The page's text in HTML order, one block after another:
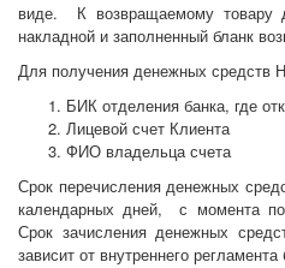
виде. К возвращаемому товару
накладной и заполненный бланк
Для получения денежных средств
БИК отделения банка, где
Лицевой счет Клиента
ФИО владельца счета
Срок перечисления денежных
календарных дней, с момента
Срок зачисления денежных
зависит от внутреннего